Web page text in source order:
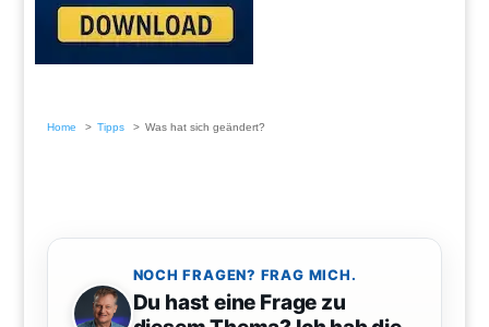
Home Tipps Was hat sich geändert?
NOCH FRAGEN? FRAG MICH.
Du hast eine Frage zu